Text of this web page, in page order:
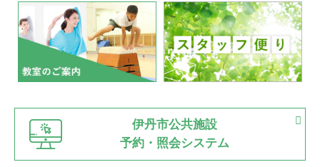
いたっぼーる大会☆彡
緑ケ丘体育館
2022.07.03
市内総合体育大会が開始
緑ケ丘体育館 猪名川運動広場
古池運動広場
2022.06.12
県知事杯争奪バレーボール大会が開催
緑ケ丘体育館
伊丹市公共施設
予約・照会システム